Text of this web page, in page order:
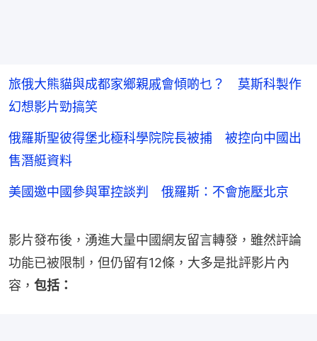
旅俄大熊貓與成都家鄉親戚會傾啲乜？ 莫斯科製作
幻想影片勁搞笑
俄羅斯聖彼得堡北極科學院院長被捕 被控向中國出
售潛艇資料
美國邀中國參與軍控談判 俄羅斯：不會施壓北京
影片發布後，湧進大量中國網友留言轉發，雖然評論
功能已被限制，但仍留有12條，大多是批評影片內
容， 包括：